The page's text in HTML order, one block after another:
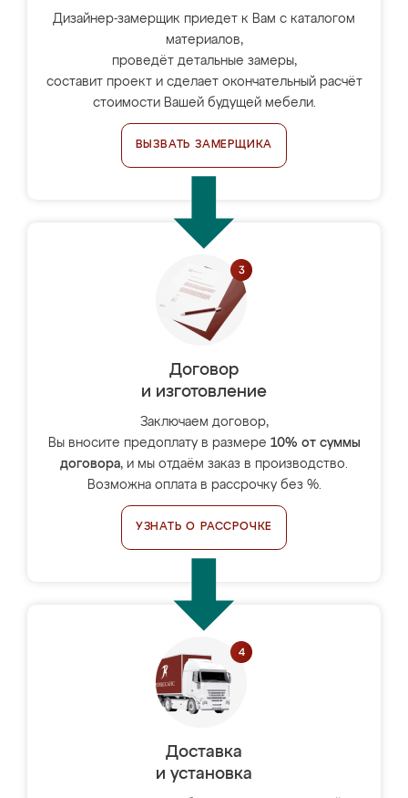
Дизайнер-замерщик приедет к Вам с каталогом
материалов,
проведёт детальные замеры,
составит проект и сделает окончательный расчёт
стоимости Вашей будущей мебели.
ВЫЗВАТЬ ЗАМЕРЩИКА
Договор
и изготовление
Заключаем договор,
Вы вносите предоплату в размере 10% от суммы
договора, и мы отдаём заказ в производство.
Возможна оплата в рассрочку без %.
УЗНАТЬ О РАССРОЧКЕ
Доставка
и установка